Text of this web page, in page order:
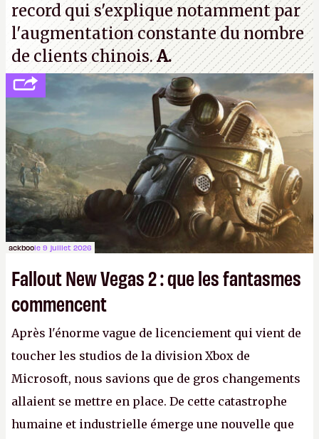
record qui s'explique notamment par
l'augmentation constante du nombre
de clients chinois.A.
ackboole 9 juillet 2026
Fallout New Vegas 2 : que les fantasmes
commencent
Après l'énorme vague de licenciement qui vient de
toucher les studios de la division Xbox de
Microsoft, nous savions que de gros changements
allaient se mettre en place. De cette catastrophe
humaine et industrielle émerge une nouvelle que